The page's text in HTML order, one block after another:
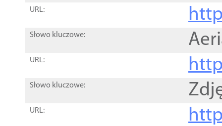
URL:
Słowo kluczowe:
URL:
Słowo kluczowe:
URL: